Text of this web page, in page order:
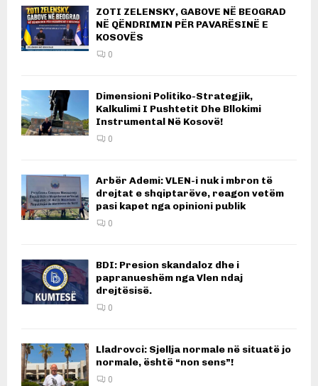
ZOTI ZELENSKY, GABOVE NË BEOGRAD
NË QËNDRIMIN PËR PAVARËSINË E
KOSOVËS
0
Dimensioni Politiko-Strategjik,
Kalkulimi I Pushtetit Dhe Bllokimi
Instrumental Në Kosovë!
0
Arbër Ademi: VLEN-i nuk i mbron të
drejtat e shqiptarëve, reagon vetëm
pasi kapet nga opinioni publik
0
BDI: Presion skandaloz dhe i
papranueshëm nga Vlen ndaj
drejtësisë.
0
Lladrovci: Sjellja normale në situatë jo
normale, është “non sens”!
0